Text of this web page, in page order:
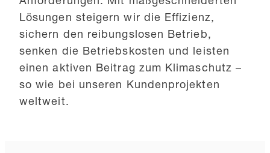
Lösungen steigern wir die Effizienz,
sichern den reibungslosen Betrieb,
senken die Betriebskosten und leisten
einen aktiven Beitrag zum Klimaschutz –
so wie bei unseren Kundenprojekten
weltweit.